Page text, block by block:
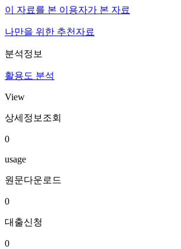
이 자료를 본 이용자가 본 자료
나만을 위한 추천자료
분석정보
활용도 분석
View
상세정보조회
0
usage
원문다운로드
0
대출신청
0